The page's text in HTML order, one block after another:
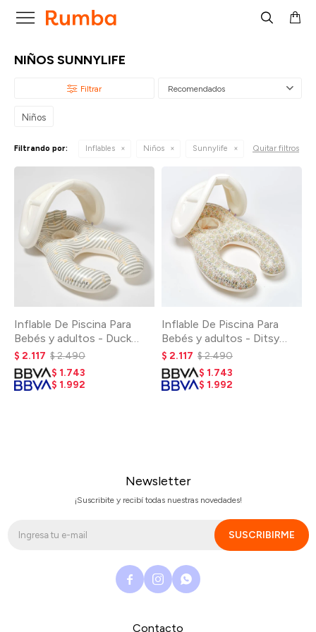

NIÑOS SUNNYLIFE
Recomendados
Niños
Filtrando por: Inflables Niños Sunnylife Quitar filtros
Inflable De Piscina Para
Bebés y adultos - Duck
Sage Stripe
$ 2.117 $2.490
$ 1.743
$ 1.992
Inflable De Piscina Para
Bebés y adultos - Ditsy
Floral
$ 2.117 $2.490
$ 1.743
$ 1.992
Contacto
Newsletter
¡Suscribite y recibí todas nuestras novedades!
SUSCRIBIRME
  